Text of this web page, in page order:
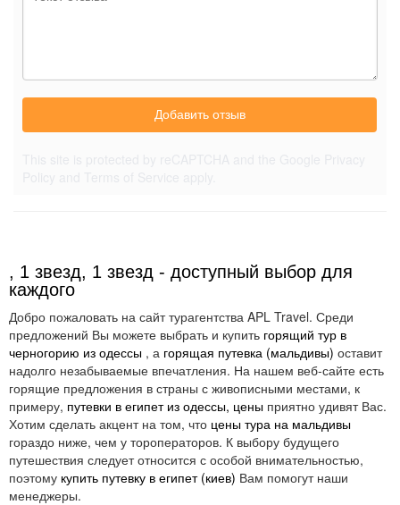
Добавить отзыв
, 1 звезд, 1 звезд - доступный выбор для
каждого
Добро пожаловать на сайт турагентства APL Travel. Среди
предложений Вы можете выбрать и купить горящий тур в
черногорию из одессы , а горящая путевка (мальдивы) оставит
надолго незабываемые впечатления. На нашем веб-сайте есть
горящие предложения в страны с живописными местами, к
примеру, путевки в египет из одессы, цены приятно удивят Вас.
Хотим сделать акцент на том, что цены тура на мальдивы
гораздо ниже, чем у тороператоров. К выбору будущего
путешествия следует относится с особой внимательностью,
поэтому купить путевку в египет (киев) Вам помогут наши
менеджеры.